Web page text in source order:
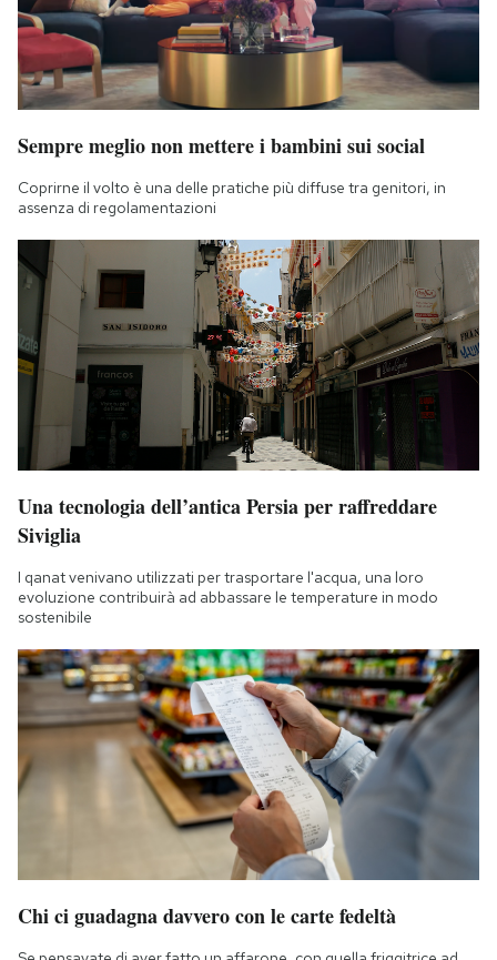
Sempre meglio non mettere i bambini sui social
Coprirne il volto è una delle pratiche più diffuse tra genitori, in
assenza di regolamentazioni
Una tecnologia dell’antica Persia per raffreddare
Siviglia
I qanat venivano utilizzati per trasportare l'acqua, una loro
evoluzione contribuirà ad abbassare le temperature in modo
sostenibile
Chi ci guadagna davvero con le carte fedeltà